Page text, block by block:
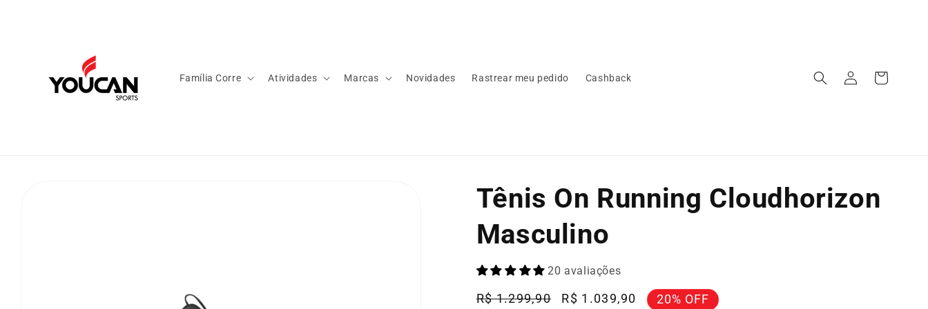
Família Corre Atividades Marcas Novidades Rastrear meu pedido Cashback
login
Carrinho
Tênis On Running Cloudhorizon
Masculino
20 avaliações
Preço
R$ 1.299,90
Preço
R$ 1.039,90 20% OFF